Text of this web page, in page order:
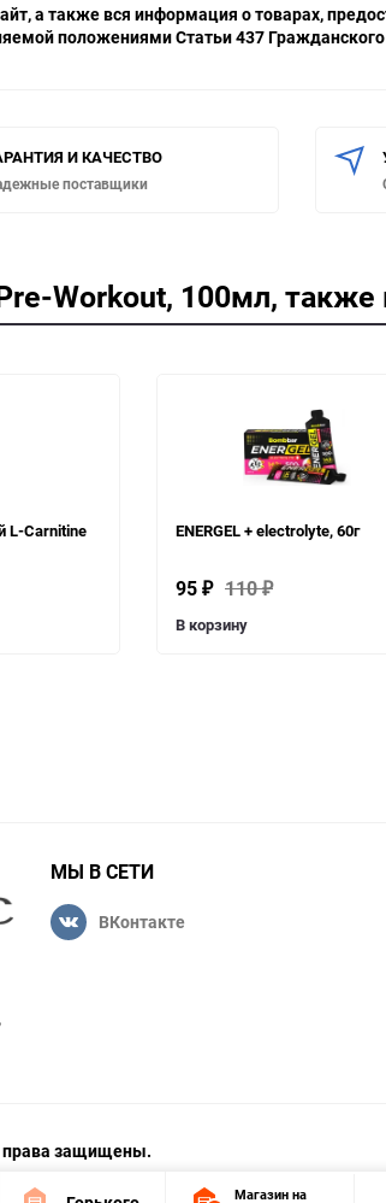
а также вся информация о товарах,
положениями Статьи 437
И КАЧЕСТВО
поставщики
Workout, 100мл, также
L-Carnitine
ENERGEL + electrolyte, 60г
95 ₽ 110₽
В корзину
МЫ В СЕТИ
ВКонтакте
права защищены.
Магазин на